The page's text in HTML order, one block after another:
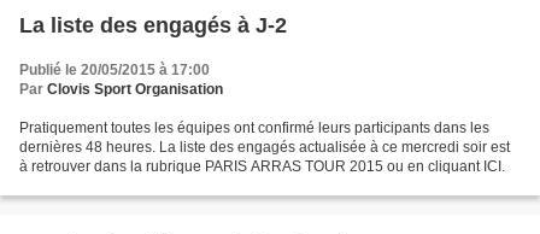
La liste des engagés à J-2
Publié le 20/05/2015 à 17:00
Par Clovis Sport Organisation
Pratiquement toutes les équipes ont confirmé leurs participants dans les
dernières 48 heures. La liste des engagés actualisée à ce mercredi soir est
à retrouver dans la rubrique PARIS ARRAS TOUR 2015 ou en cliquant ICI.